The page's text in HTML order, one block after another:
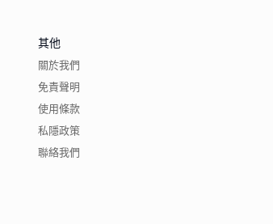
其他
關於我們
免責聲明
使用條款
私隱政策
聯絡我們